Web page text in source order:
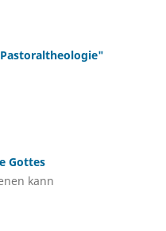
Gottes
kann